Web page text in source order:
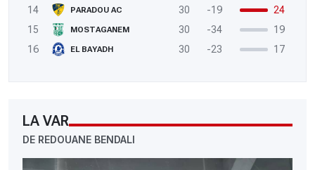
14
PARADOU AC 30 -19
24
15
MOSTAGANEM 30 -34
19
16
EL BAYADH 30 -23 17
LA VAR
DE REDOUANE BENDALI